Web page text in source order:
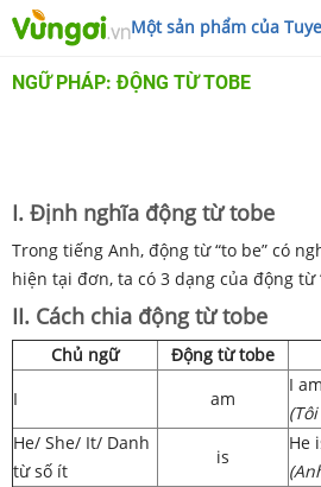
Một sản phẩm của
NGỮ PHÁP: ĐỘNG TỪ TOBE
I. Định nghĩa động từ tobe
Trong tiếng Anh, động từ “to be” có
hiện tại đơn, ta có 3 dạng của động từ
II. Cách chia động từ tobe
Chủ ngữ Động từ tobe
I
am
I
He/ She/ It/ Danh
từ số ít
is
He